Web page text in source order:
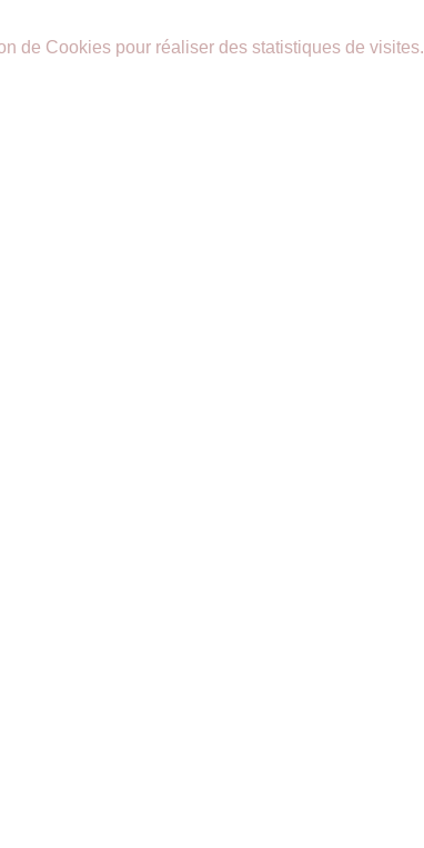
de Cookies pour réaliser des statistiques de visites.